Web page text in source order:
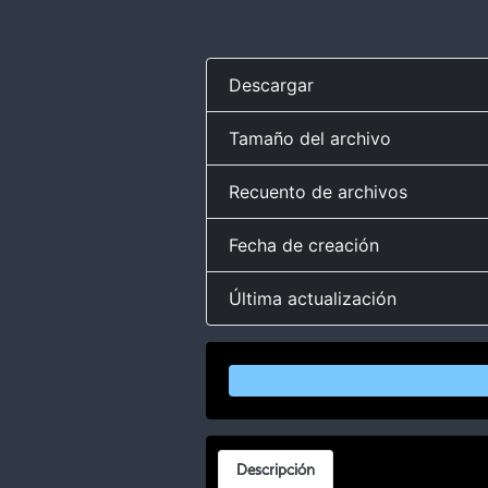
Descargar
Tamaño del archivo
Recuento de archivos
Fecha de creación
Última actualización
Descripción